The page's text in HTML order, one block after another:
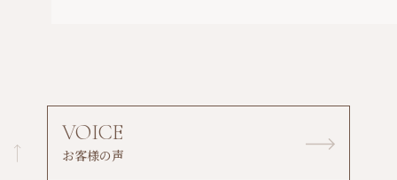
VOICE
お客様の声